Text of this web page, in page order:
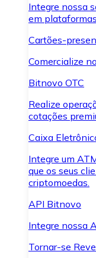
Integre nossa
em
Cartões-
Comercialize
Bitnovo OTC
Realize
cotações
Caixa
Integre um
que os seus
criptomoedas.
API Bitnovo
Integre nossa
Tornar-se